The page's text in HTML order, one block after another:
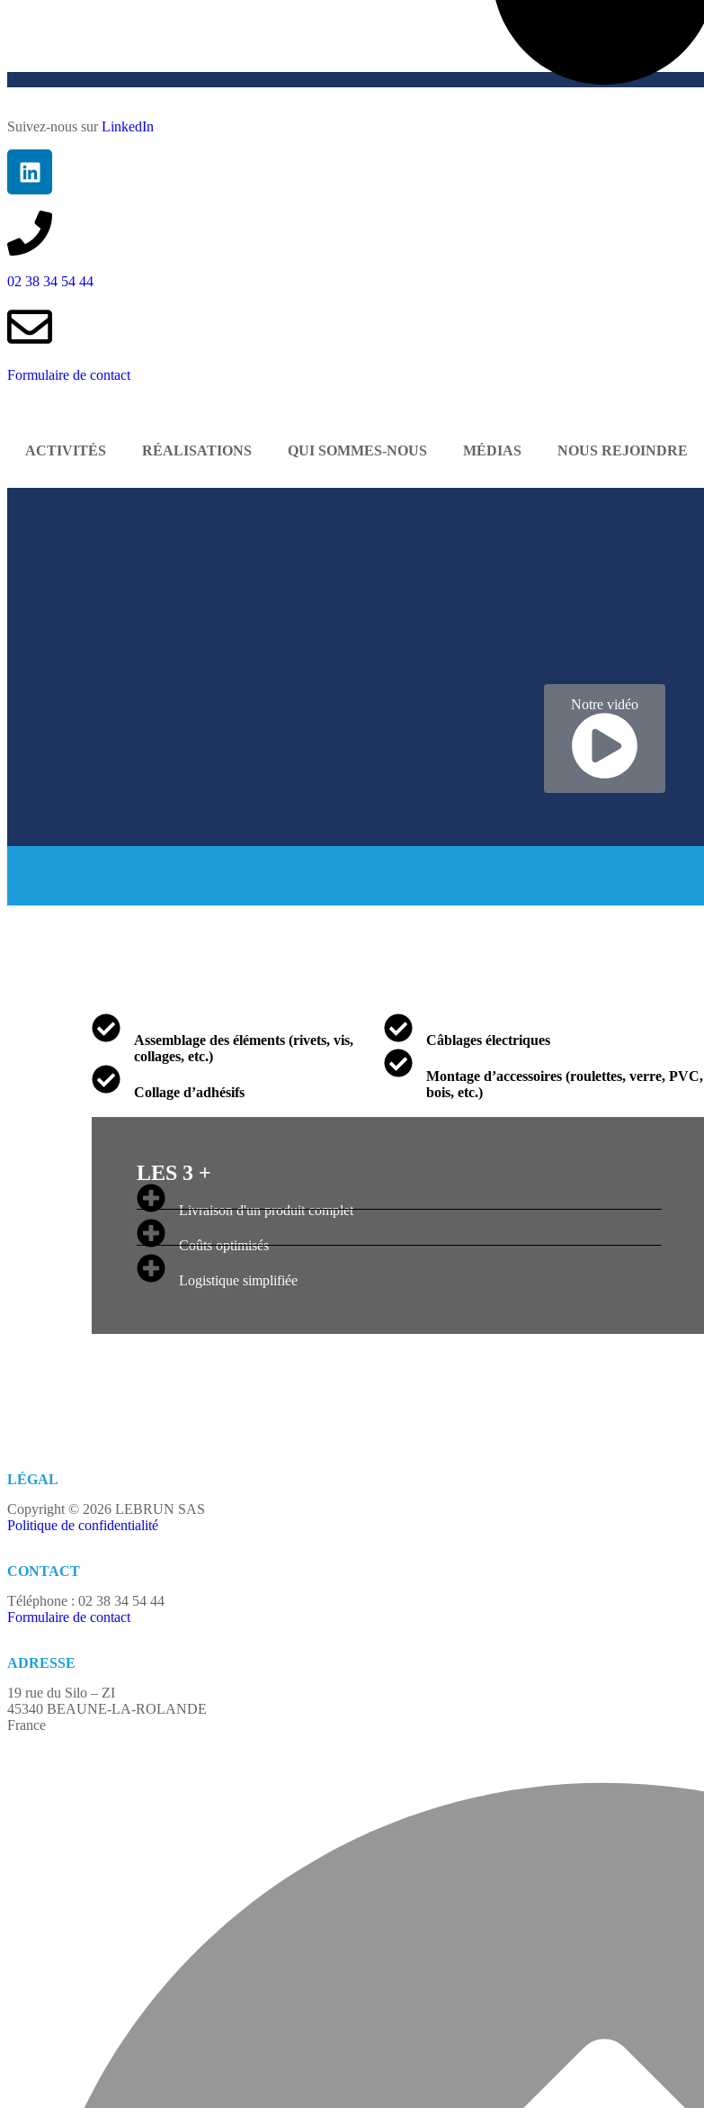
Suivez-nous surLinkedIn
02 38 34 54 44
Formulaire de contact
ACTIVITÉS RÉALISATIONS QUI SOMMES-NOUS MÉDIAS NOUS REJOINDRE
Notre vidéo
Assemblage des éléments (rivets, vis,
collages, etc.)
Collage d’adhésifs
Câblages électriques
Montage d’accessoires (roulettes, verre, PVC,
bois, etc.)
LES 3 +
Livraison d'un produit complet
Coûts optimisés
Logistique simplifiée
LÉGAL
Copyright © 2026 LEBRUN SAS
Politique de confidentialité
CONTACT
Téléphone : 02 38 34 54 44​
Formulaire de contact
ADRESSE
19 rue du Silo – ZI
45340 BEAUNE-LA-ROLANDE
France